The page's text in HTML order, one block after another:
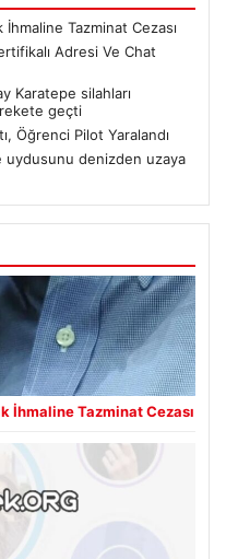
İhmaline Tazminat Cezası
Adresi Ve Chat
Karatepe silahları
geçti
Öğrenci Pilot Yaralandı
denizden uzaya
İhmaline Tazminat Cezası